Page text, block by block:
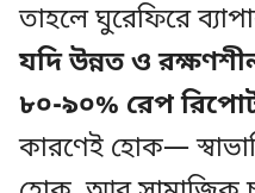
তাহলে ঘুরেফিরে
যদি উন্নত ও
৮০-৯০% রেপ
কারণেই হোক—